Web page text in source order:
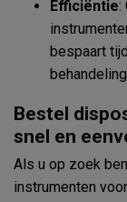
Efficiëntie:
bespaart
Bestel
snel en
Als u op zoek
instrumenten